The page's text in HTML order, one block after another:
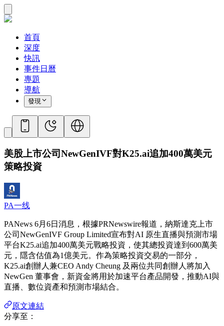
首頁
深度
快訊
事件日曆
專題
導航
發現
美股上市公司NewGenIVF對K25.ai追加400萬美元
策略投資
PA一线
PANews 6月6日消息，根據PRNewswire報道，納斯達克上市
公司NewGenIVF Group Limited宣布對AI 原生直播與預測市場
平台K25.ai追加400萬美元戰略投資，使其總投資達到600萬美
元，隱含估值為1億美元。作為策略投資交易的一部分，
K25.ai創辦人兼CEO Andy Cheung 及兩位共同創辦人將加入
NewGen 董事會，新資金將用於加速平台產品開發，推動AI與
直播、數位資產和預測市場結合。
原文連結
分享至：